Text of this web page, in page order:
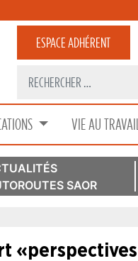
ESPACEADHÉRENT
VIE AU TRAVAIL
SAOR